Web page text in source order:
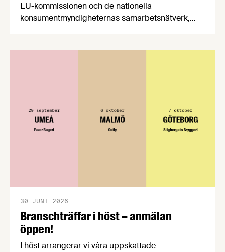
EU-kommissionen och de nationella
konsumentmyndigheternas samarbetsnätverk,
Branschträffar i höst – anmälan
öppen!
30 JUNI 2026
I höst arrangerar vi våra uppskattade